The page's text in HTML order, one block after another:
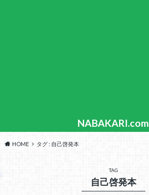
NABAKARI.com
HOME タグ : 自己啓発本
TAG
自己啓発本